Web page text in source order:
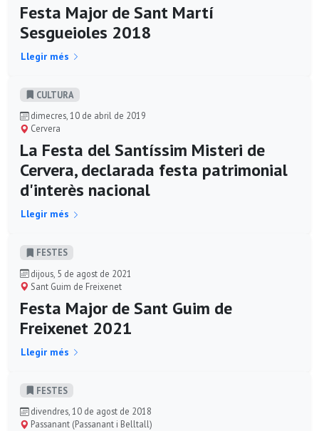
Festa Major de Sant Martí
Sesgueioles 2018
Llegir més
CULTURA
dimecres, 10 de abril de 2019
Cervera
La Festa del Santíssim Misteri de
Cervera, declarada festa patrimonial
d'interès nacional
Llegir més
FESTES
dijous, 5 de agost de 2021
Sant Guim de Freixenet
Festa Major de Sant Guim de
Freixenet 2021
Llegir més
FESTES
divendres, 10 de agost de 2018
Passanant (Passanant i Belltall)